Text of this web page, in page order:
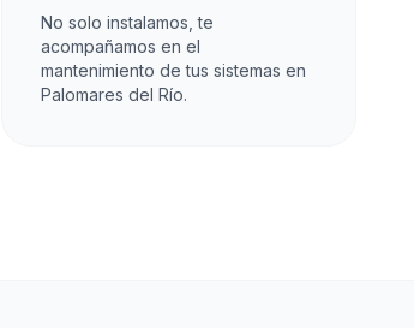
No solo instalamos, te
acompañamos en el
mantenimiento de tus sistemas en
Palomares del Río.